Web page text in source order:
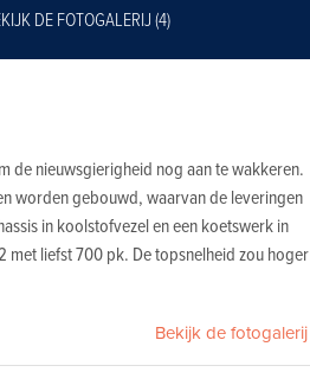
DE FOTOGALERIJ (4)
de nieuwsgierigheid nog aan te wakkeren.
worden gebouwd, waarvan de leveringen
in koolstofvezel en een koetswerk in
met liefst 700 pk. De topsnelheid zou hoger
Bekijk de fotogalerij